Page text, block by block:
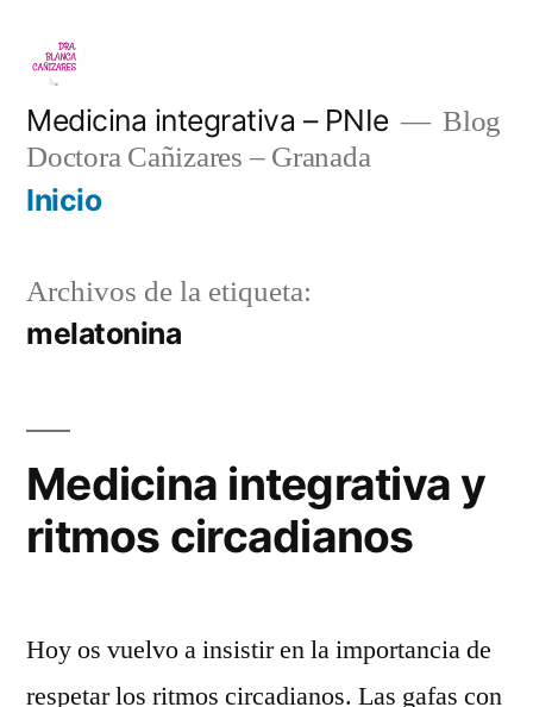
contenido
Medicina integrativa – PNIe
Blog
Doctora Cañizares – Granada
Inicio
Archivos de la etiqueta:
melatonina
Medicina integrativa y
ritmos circadianos
Hoy os vuelvo a insistir en la importancia de
respetar los ritmos circadianos. Las gafas con